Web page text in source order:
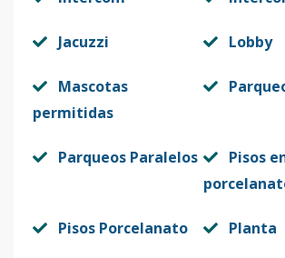
Jacuzzi Lobby
Mascotas
permitidas
Parqueos Paralelos
Pisos
Pisos Porcelanato Planta